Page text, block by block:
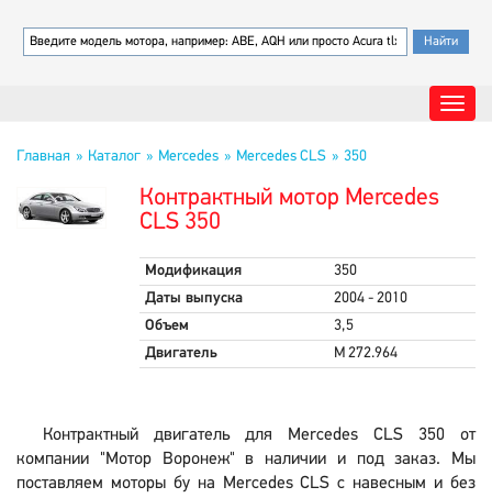
Главная Каталог Mercedes Mercedes CLS 350
Контрактный мотор Mercedes
CLS 350
Модификация
350
Даты выпуска
2004 - 2010
Объем
3,5
Двигатель
M 272.964
Контрактный двигатель для Mercedes CLS 350 от
компании "Мотор Воронеж" в наличии и под заказ. Мы
поставляем моторы бу на Mercedes CLS с навесным и без